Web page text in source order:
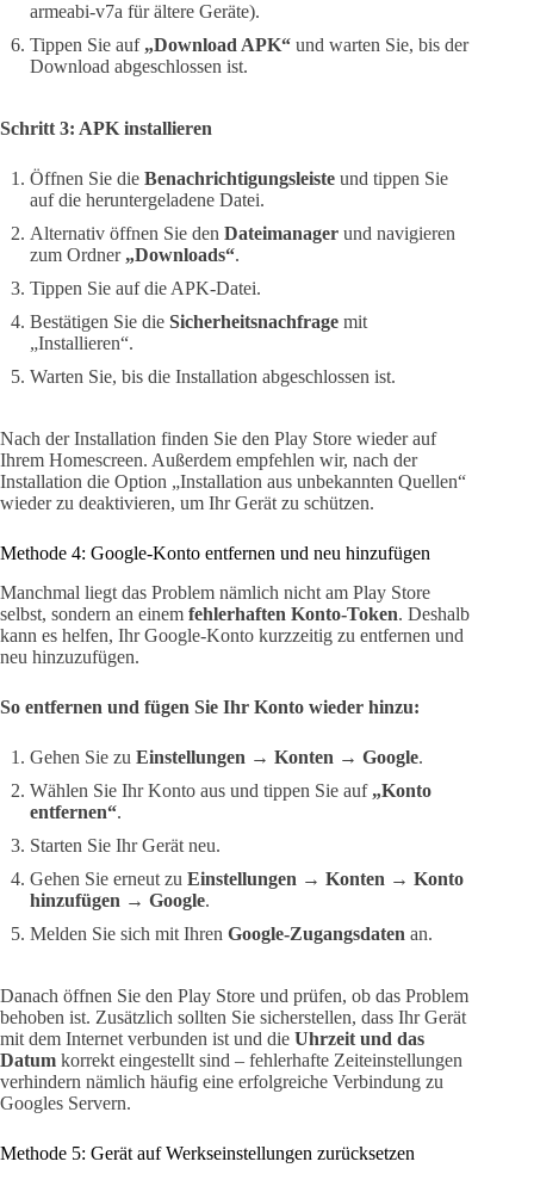
armeabi-v7a für ältere Geräte).
Tippen Sie auf „Download APK“ und warten Sie, bis der
Download abgeschlossen ist.
Schritt 3: APK installieren
Öffnen Sie die Benachrichtigungsleiste und tippen Sie
auf die heruntergeladene Datei.
Alternativ öffnen Sie den Dateimanager und navigieren
zum Ordner „Downloads“.
Tippen Sie auf die APK-Datei.
Bestätigen Sie die Sicherheitsnachfrage mit
„Installieren“.
Warten Sie, bis die Installation abgeschlossen ist.
Nach der Installation finden Sie den Play Store wieder auf
Ihrem Homescreen. Außerdem empfehlen wir, nach der
Installation die Option „Installation aus unbekannten Quellen“
wieder zu deaktivieren, um Ihr Gerät zu schützen.
Methode 4: Google-Konto entfernen und neu hinzufügen
Manchmal liegt das Problem nämlich nicht am Play Store
selbst, sondern an einem fehlerhaften Konto-Token. Deshalb
kann es helfen, Ihr Google-Konto kurzzeitig zu entfernen und
neu hinzuzufügen.
So entfernen und fügen Sie Ihr Konto wieder hinzu:
Gehen Sie zu Einstellungen → Konten → Google.
Wählen Sie Ihr Konto aus und tippen Sie auf „Konto
entfernen“.
Starten Sie Ihr Gerät neu.
Gehen Sie erneut zu Einstellungen → Konten → Konto
hinzufügen → Google.
Melden Sie sich mit Ihren Google-Zugangsdaten an.
Danach öffnen Sie den Play Store und prüfen, ob das Problem
behoben ist. Zusätzlich sollten Sie sicherstellen, dass Ihr Gerät
mit dem Internet verbunden ist und die Uhrzeit und das
Datum korrekt eingestellt sind – fehlerhafte Zeiteinstellungen
verhindern nämlich häufig eine erfolgreiche Verbindung zu
Googles Servern.
Methode 5: Gerät auf Werkseinstellungen zurücksetzen